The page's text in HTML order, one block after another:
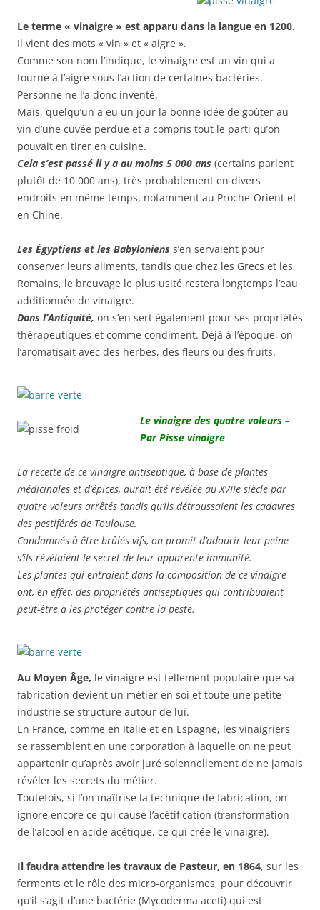
Le terme « vinaigre » est apparu dans la langue en 1200.
Il vient des mots « vin » et « aigre ».
Comme son nom l’indique, le vinaigre est un vin qui a
tourné à l’aigre sous l’action de certaines bactéries.
Personne ne l’a donc inventé.
Mais, quelqu’un a eu un jour la bonne idée de goûter au
vin d’une cuvée perdue et a compris tout le parti qu’on
pouvait en tirer en cuisine.
Cela s’est passé il y a au moins 5 000 ans (certains parlent
plutôt de 10 000 ans), très probablement en divers
endroits en même temps, notamment au Proche-Orient et
en Chine.
Les Égyptiens et les Babyloniens s’en servaient pour
conserver leurs aliments, tandis que chez les Grecs et les
Romains, le breuvage le plus usité restera longtemps l’eau
additionnée de vinaigre.
Dans l’Antiquité, on s’en sert également pour ses propriétés
thérapeutiques et comme condiment. Déjà à l’époque, on
l’aromatisait avec des herbes, des fleurs ou des fruits.
Le vinaigre des quatre voleurs –
Par Pisse vinaigre
La recette de ce vinaigre antiseptique, à base de plantes
médicinales et d’épices, aurait été révélée au XVIIe siècle par
quatre voleurs arrêtés tandis qu’ils détroussaient les cadavres
des pestiférés de Toulouse.
Condamnés à être brûlés vifs, on promit d’adoucir leur peine
s’ils révélaient le secret de leur apparente immunité.
Les plantes qui entraient dans la composition de ce vinaigre
ont, en effet, des propriétés antiseptiques qui contribuaient
peut-être à les protéger contre la peste.
Au Moyen Âge, le vinaigre est tellement populaire que sa
fabrication devient un métier en soi et toute une petite
industrie se structure autour de lui.
En France, comme en Italie et en Espagne, les vinaigriers
se rassemblent en une corporation à laquelle on ne peut
appartenir qu’après avoir juré solennellement de ne jamais
révéler les secrets du métier.
Toutefois, si l’on maîtrise la technique de fabrication, on
ignore encore ce qui cause l’acétification (transformation
de l’alcool en acide acétique, ce qui crée le vinaigre).
Il faudra attendre les travaux de Pasteur, en 1864, sur les
ferments et le rôle des micro-organismes, pour découvrir
qu’il s’agit d’une bactérie (Mycoderma aceti) qui est